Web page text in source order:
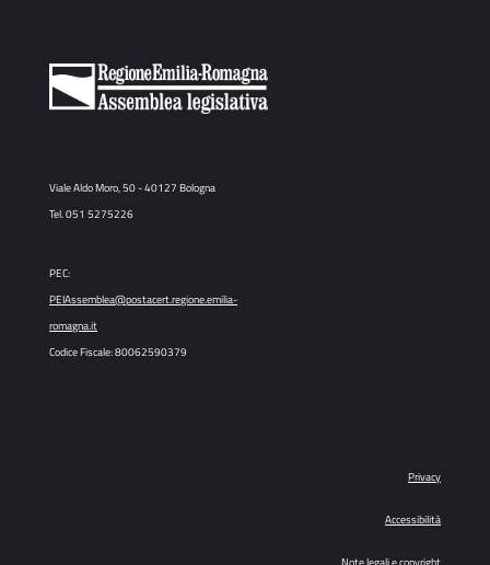
Viale Aldo Moro, 50 - 40127 Bologna
Tel. 051 5275226
PEC:
PEIAssemblea@postacert.regione.emilia-
romagna.it
Codice Fiscale: 80062590379
Privacy
Accessibilità